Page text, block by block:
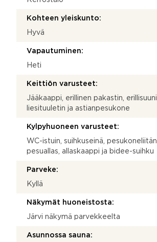
Kohteen yleiskunto:
Hyvä
Vapautuminen:
Heti
Keittiön varusteet:
Jääkaappi, erillinen pakastin,
liesituuletin ja astianpesukone
Kylpyhuoneen varusteet:
WC-istuin, suihkuseinä,
pesuallas, allaskaappi ja bidee-suihku
Parveke:
Kyllä
Näkymät huoneistosta:
Järvi näkymä parvekkeelta
Asunnossa sauna: